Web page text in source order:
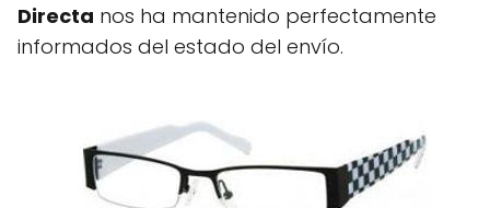
Directa nos ha mantenido perfectamente
informados del estado del envío.